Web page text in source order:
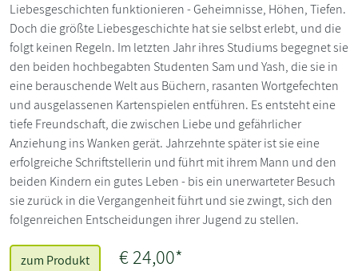
Liebesgeschichten funktionieren - Geheimnisse, Höhen, Tiefen.
Doch die größte Liebesgeschichte hat sie selbst erlebt, und die
folgt keinen Regeln. Im letzten Jahr ihres Studiums begegnet sie
den beiden hochbegabten Studenten Sam und Yash, die sie in
eine berauschende Welt aus Büchern, rasanten Wortgefechten
und ausgelassenen Kartenspielen entführen. Es entsteht eine
tiefe Freundschaft, die zwischen Liebe und gefährlicher
Anziehung ins Wanken gerät. Jahrzehnte später ist sie eine
erfolgreiche Schriftstellerin und führt mit ihrem Mann und den
beiden Kindern ein gutes Leben - bis ein unerwarteter Besuch
sie zurück in die Vergangenheit führt und sie zwingt, sich den
folgenreichen Entscheidungen ihrer Jugend zu stellen.
zum Produkt € 24,00*